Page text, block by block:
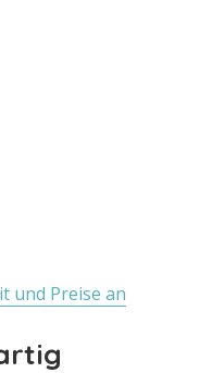
und Preise an